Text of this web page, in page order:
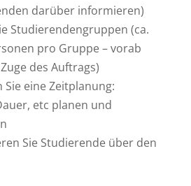
darüber informieren)
Studierendengruppen (ca.
pro Gruppe – vorab
des Auftrags)
Sie eine Zeitplanung:
etc planen und
Sie Studierende über den